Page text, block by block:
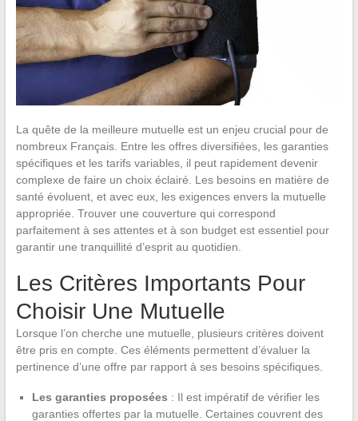
La quête de la meilleure mutuelle est un enjeu crucial pour de
nombreux Français. Entre les offres diversifiées, les garanties
spécifiques et les tarifs variables, il peut rapidement devenir
complexe de faire un choix éclairé. Les besoins en matière de
santé évoluent, et avec eux, les exigences envers la mutuelle
appropriée. Trouver une couverture qui correspond
parfaitement à ses attentes et à son budget est essentiel pour
garantir une tranquillité d’esprit au quotidien.
Les Critères Importants Pour
Choisir Une Mutuelle
Lorsque l’on cherche une mutuelle, plusieurs critères doivent
être pris en compte. Ces éléments permettent d’évaluer la
pertinence d’une offre par rapport à ses besoins spécifiques.
Les garanties proposées : Il est impératif de vérifier les
garanties offertes par la mutuelle. Certaines couvrent des